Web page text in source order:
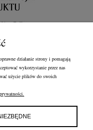
działanie strony i pomagają
wykorzystanie przez nas
użycie plików do swoich